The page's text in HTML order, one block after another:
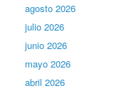
agosto 2026
julio 2026
junio 2026
mayo 2026
abril 2026